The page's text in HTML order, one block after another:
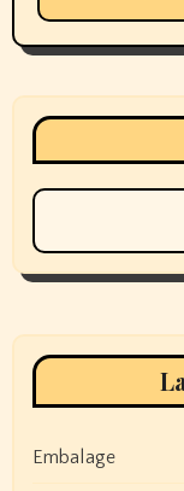
Embalage